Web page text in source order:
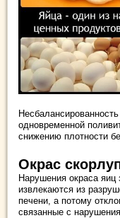
одновременной
снижению плотности
Окрас
Нарушения окраса яиц
извлекаются из
печени, а потому
связанные с